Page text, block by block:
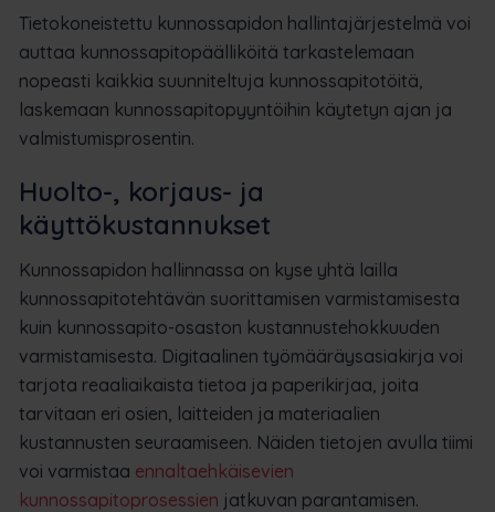
Tietokoneistettu kunnossapidon hallintajärjestelmä voi
auttaa kunnossapitopäälliköitä tarkastelemaan
nopeasti kaikkia suunniteltuja kunnossapitotöitä,
laskemaan kunnossapitopyyntöihin käytetyn ajan ja
valmistumisprosentin.
Huolto-, korjaus- ja
käyttökustannukset
Kunnossapidon hallinnassa on kyse yhtä lailla
kunnossapitotehtävän suorittamisen varmistamisesta
kuin kunnossapito-osaston kustannustehokkuuden
varmistamisesta. Digitaalinen työmääräysasiakirja voi
tarjota reaaliaikaista tietoa ja paperikirjaa, joita
tarvitaan eri osien, laitteiden ja materiaalien
kustannusten seuraamiseen. Näiden tietojen avulla tiimi
voi varmistaa ennaltaehkäisevien
kunnossapitoprosessien jatkuvan parantamisen.